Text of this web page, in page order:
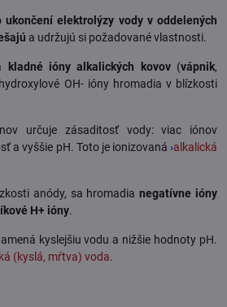
ukončení elektrolýzy vody v oddelených
a udržujú si požadované vlastnosti.
kladné ióny alkalických kovov(vápnik,
OH- ióny hromadia v blízkosti
určuje zásaditosť vody: viac iónov
a vyššie pH. Toto je ionizovaná ›alkalická
anódy, sa hromadianegatívne ióny
H+ ióny.
kyslejšiu vodu a nižšie hodnoty pH.
(kyslá, mŕtva) voda.